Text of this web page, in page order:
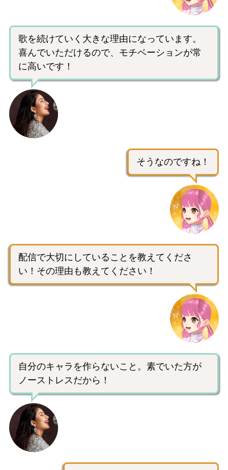
歌を続けていく大きな理由になっています。
喜んでいただけるので、モチベーションが常
に高いです！
そうなのですね！
配信で大切にしていることを教えてくださ
い！その理由も教えてください！
自分のキャラを作らないこと。素でいた方が
ノーストレスだから！